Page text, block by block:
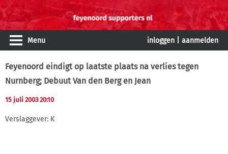
Menu inloggen aanmelden
Feyenoord eindigt op laatste plaats na verlies tegen
Nurnberg; Debuut Van den Berg en Jean
15 juli 2003 20:10
Verslaggever: K